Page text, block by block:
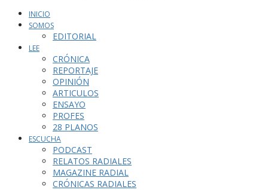
INICIO
SOMOS
EDITORIAL
LEE
CRÓNICA
REPORTAJE
OPINIÓN
ARTICULOS
ENSAYO
PROFES
28 PLANOS
ESCUCHA
PODCAST
RELATOS RADIALES
MAGAZINE RADIAL
CRÓNICAS RADIALES